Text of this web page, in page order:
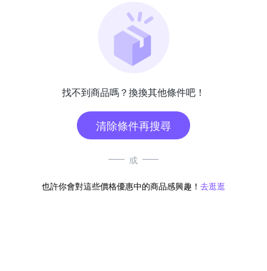
找不到商品嗎？換換其他條件吧！
清除條件再搜尋
或
也許你會對這些價格優惠中的商品感興趣！ 去逛逛